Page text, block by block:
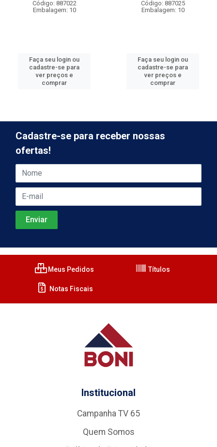
Código: 887022
Embalagem: 10
Faça seu login ou
cadastre-se para
ver preços e
comprar
Código: 887025
Embalagem: 10
Faça seu login ou
cadastre-se para
ver preços e
comprar
Cadastre-se para receber nossas
ofertas!
Meus Pedidos Títulos
Notas Fiscais
Institucional
Campanha TV 65
Quem Somos